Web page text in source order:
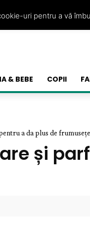
& BEBE COPII
a da plus de
și
uri pentru a vă